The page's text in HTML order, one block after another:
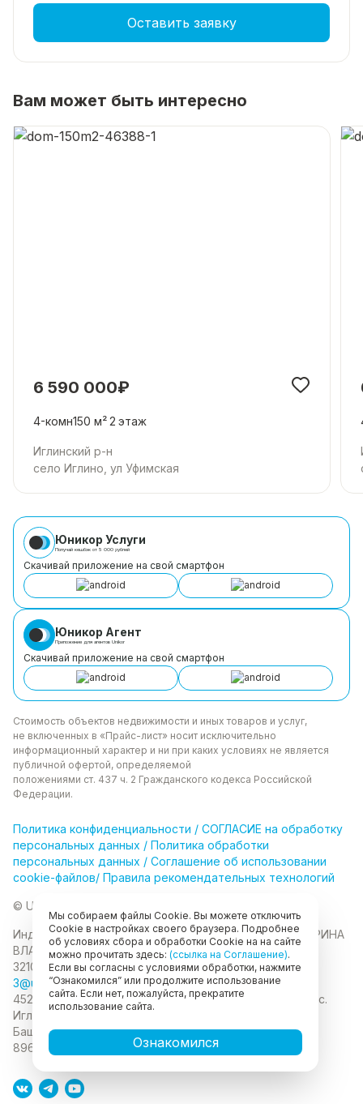
Оставить заявку
Вам может быть интересно
6 590 000₽
4-комн150 м²2 этаж
Иглинский р-н
село Иглино, ул Уфимская
Юникор Услуги
Получай кешбэк от 5 000 рублей
Скачивай приложение на свой смартфон
Юникор Агент
Приложение для агентов Unikor
Скачивай приложение на свой смартфон
Стоимость объектов недвижимости и иных товаров и услуг,
не включенных в «Прайс-лист» носит исключительно
информационный характер и ни при каких условиях не является
публичной офертой, определяемой
положениями ст. 437 ч. 2 Гражданского кодекса Российской
Федерации.
Политика конфиденциальности / СОГЛАСИЕ на обработку
персональных данных / Политика обработки
персональных данных / Соглашение об использовании
cookie-файлов/ Правила рекомендательных технологий
© Unikor 2026
Индивидуальный предприниматель КОЛОМАСОВА ИРИНА
ВЛАДИМИРОВНАИНН 022403630403 ОГРНИП
321028000134889
3@unikor.company
452410, Республика Башкортостан, Иглинский район, с.
Иглино, ул. Вербная, д. 9
Башкортостан, город Уфа, ул. Мустая Карима, д.6
89625477020
Мы собираем файлы Cookie. Вы можете отключить
Cookie в настройках своего браузера. Подробнее
об условиях сбора и обработки Cookie на на сайте
можно прочитать здесь: (ссылка на Соглашение).
Если вы согласны с условиями обработки, нажмите
“Ознакомился” или продолжите использование
сайта. Если нет, пожалуйста, прекратите
использование сайта.
Ознакомился